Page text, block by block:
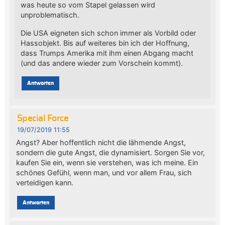
was heute so vom Stapel gelassen wird
unproblematisch.
Die USA eigneten sich schon immer als Vorbild oder
Hassobjekt. Bis auf weiteres bin ich der Hoffnung,
dass Trumps Amerika mit ihm einen Abgang macht
(und das andere wieder zum Vorschein kommt).
Antworten
Special Force
19/07/2019 11:55
Angst? Aber hoffentlich nicht die lähmende Angst,
sondern die gute Angst, die dynamisiert. Sorgen Sie vor,
kaufen Sie ein, wenn sie verstehen, was ich meine. Ein
schönes Gefühl, wenn man, und vor allem Frau, sich
verteidigen kann.
Antworten